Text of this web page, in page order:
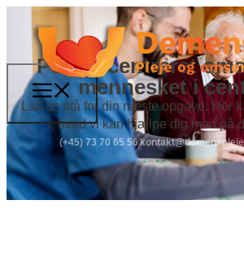
Personcentreret
mennesket i
Lad os stå for din næste opgave. Her
i, hvad vi kan hjælpe dig med på
(+45) 73 70 65 56